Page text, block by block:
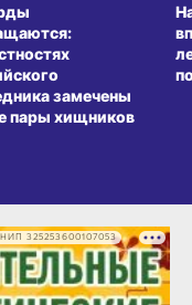
замечены
пары хищников
325253600107053